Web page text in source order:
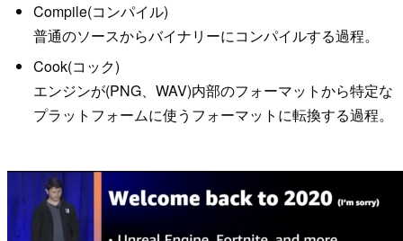
Compile(コンパイル)
普通のソースからバイナリーにコンパイルする過程。
Cook(コック)
エンジンが(PNG、WAV)内部のフォーマットから特定な
プラットフォームに使うフォーマットに転換する過程。